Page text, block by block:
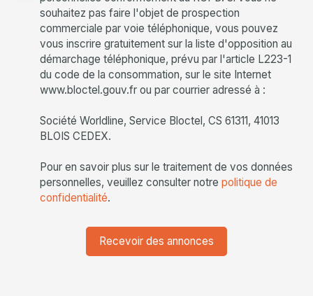
souhaitez pas faire l'objet de prospection
commerciale par voie téléphonique, vous pouvez
vous inscrire gratuitement sur la liste d'opposition au
démarchage téléphonique, prévu par l'article L223-1
du code de la consommation, sur le site Internet
www.bloctel.gouv.fr ou par courrier adressé à :
Société Worldline, Service Bloctel, CS 61311, 41013
BLOIS CEDEX.
Pour en savoir plus sur le traitement de vos données
personnelles, veuillez consulter notre politique de
confidentialité.
Recevoir des annonces